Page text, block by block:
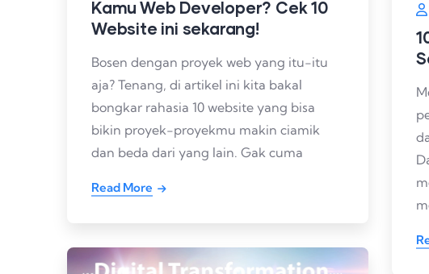
Kamu Web Developer? Cek 10
Website ini sekarang!
Bosen dengan proyek web yang itu-itu
aja? Tenang, di artikel ini kita bakal
bongkar rahasia 10 website yang bisa
bikin proyek-proyekmu makin ciamik
dan beda dari yang lain. Gak cuma
Read More